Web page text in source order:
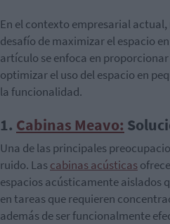
En el contexto empresarial
desafío de maximizar el espacio
artículo se enfoca en
optimizar el uso del espacio en
la funcionalidad.
1. Cabinas Meavo:
Una de las principales
ruido. Lascabinas acústicas
espacios acústicamente aislados
en tareas que requieren
además de ser funcionalmente